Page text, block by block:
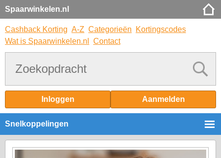
Spaarwinkelen.nl
Cashback Korting A-Z Categorieën
Kortingscodes
Wat is Spaarwinkelen.nl
Contact
Inloggen Aanmelden
Snelkoppelingen